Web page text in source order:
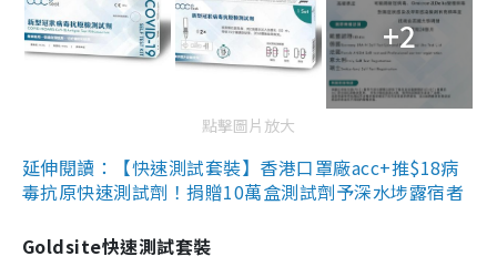
+2
點擊圖片放大
延伸閱讀：【快速測試套裝】香港口罩廠acc+推$18病
毒抗原快速測試劑！捐贈10萬盒測試劑予深水埗露宿者
Goldsite快速測試套裝